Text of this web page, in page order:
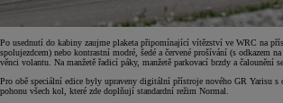
Po usednutí do kabiny zaujme plaketa připomínající vítězství ve WRC na
spolujezdcem) nebo kontrastní modré, šedé a červené prošívání (s odkazem
věnci volantu. Na manžetě řadicí páky, manžetě parkovací brzdy a čalounění
Pro obě speciální edice byly upraveny digitální přístroje nového GR Yarisu s
pohonu všech kol, které zde doplňují standardní režim Normal.